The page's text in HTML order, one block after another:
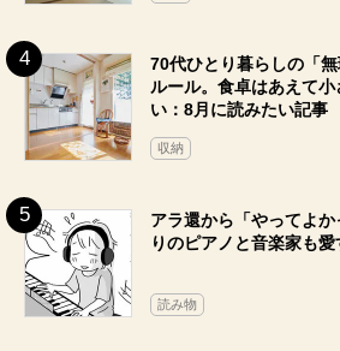
70代ひとり暮らしの「
ルール。食卓はあえて
い：8月に読みたい記事
収納
アラ還から「やってよ
りのピアノと音楽家も
読み物